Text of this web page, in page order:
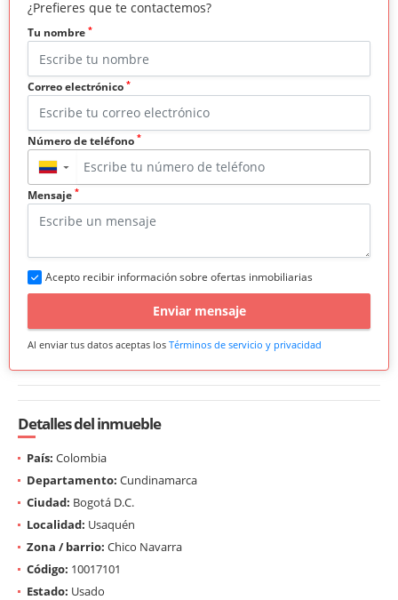
¿Prefieres que te contactemos?
Tu nombre *
Correo electrónico *
Número de teléfono *
▼
Mensaje *
Acepto recibir información sobre ofertas inmobiliarias
Enviar mensaje
Al enviar tus datos aceptas los Términos de servicio y privacidad
Detalles del inmueble
País: Colombia
Departamento: Cundinamarca
Ciudad: Bogotá D.C.
Localidad: Usaquén
Zona / barrio: Chico Navarra
Código: 10017101
Estado: Usado